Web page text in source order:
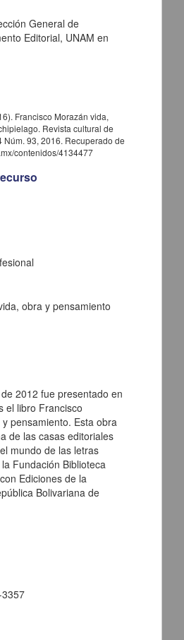
sobre América Latina y
General de
Editorial, UNAM en
Francisco Morazán vida,
Revista cultural de
Núm. 93, 2016. Recuperado de
contenidos/4134477
obra y pensamiento
2012 fue presentado en
el libro Francisco
pensamiento. Esta obra
de las casas editoriales
mundo de las letras
Fundación Biblioteca
Ediciones de la
Bolivariana de